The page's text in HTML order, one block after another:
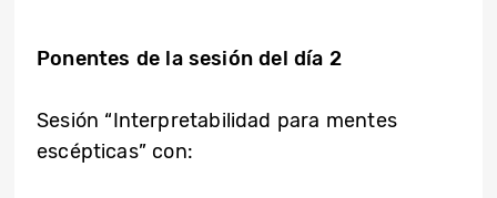
Ponentes de la sesión del día 2
Sesión “Interpretabilidad para mentes
escépticas” con: